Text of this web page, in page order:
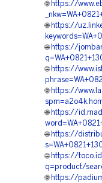
🌐 https://
🌐 https://
🌐 https://
🌐 https://
🌐 https://
🌐 https://
🌐 https://
🌐 https://
q=product/
🌐 https://